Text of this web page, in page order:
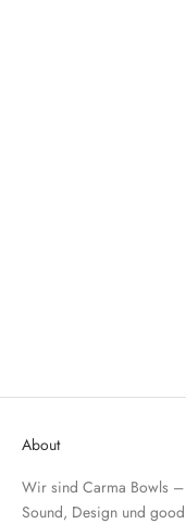
About
Wir sind Carma Bowls –
Sound, Design und